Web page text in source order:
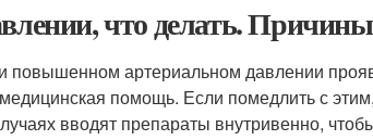
что делать. Причины
повышенном артериальном давлении
помощь. Если помедлить с
вводят препараты внутривенно,